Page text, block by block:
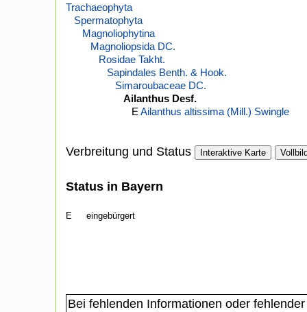
Trachaeophyta
Spermatophyta
Magnoliophytina
Magnoliopsida DC.
Rosidae Takht.
Sapindales Benth. & Hook.
Simaroubaceae DC.
Ailanthus Desf.
E Ailanthus altissima (Mill.) Swingle
Verbreitung und Status Interaktive Karte
Status in Bayern
E eingebürgert
Bei fehlenden Informationen oder